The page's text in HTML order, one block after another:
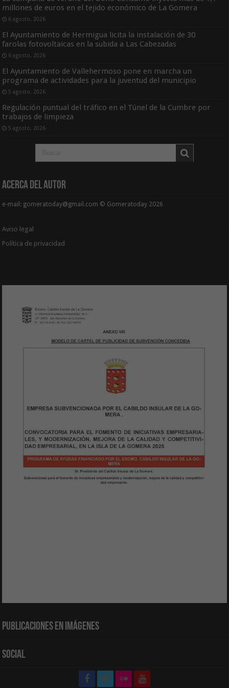
millones de euros en el tejido económico de La Gomera
6 agosto, 2026
El Ayuntamiento de Hermigua licita la instalación de 30
farolas fotovoltaicas en la subida a Las Cabezadas
6 agosto, 2026
El Ayuntamiento de Vallehermoso pone en marcha un
programa de actividades para la juventud del municipio
5 agosto, 2026
Regulación puntual del tráfico en el Túnel de la Cumbre por
trabajos de limpieza
5 agosto, 2026
Acerca del Autor
e-mail: gomeratoday@gmail.com © Gomeratoday 2026
Aviso legal
Política de privacidad
Publicaciones en Imágenes
Social